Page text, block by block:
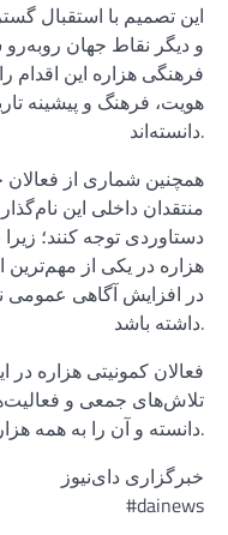
این تصمیم با استقبال
و دیگر نقاط جهان
فرهنگی هزاره این اقدام
هویت، فرهنگ و پیشینه
دانسته‌اند.
همچنین شماری از فعالان
منتقدان داخلی این
دستاوردی توجه کنند؛
هزاره در یکی از
در افزایش آگاهی عمومی
داشته باشد.
فعالان کمونیتی هزاره در
تلاش‌های جمعی و
دانسته و آن را به همه هزاره‌ها تبریک گفته‌اند.
خبرگزاری دای‌نیوز
#dainews